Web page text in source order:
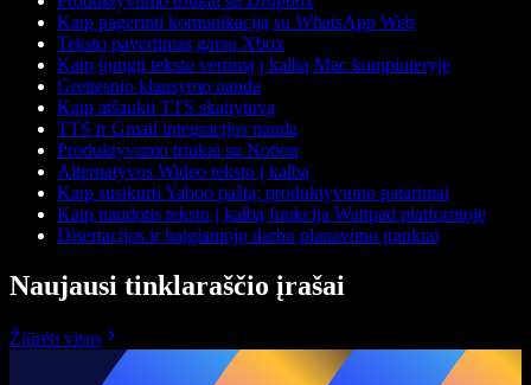
Kaip pagerinti komunikaciją su WhatsApp Web
Teksto pavertimas garsu Xbox
Kaip įjungti teksto vertimą į kalbą Mac kompiuteryje
Greitesnio klausymo nauda
Kaip atšaukti TTS skaitytuvą
TTS ir Gmail integracijos nauda
Produktyvumo triukai su Notion
Alternatyvos Wideo teksto į kalbą
Kaip susikurti Yahoo paštą: produktyvumo patarimai
Kaip naudotis teksto į kalbą funkcija Wattpad platformoje
Disertacijos ir baigiamojo darbo planavimo įrankiai
Naujausi tinklaraščio įrašai
Žiūrėti visus